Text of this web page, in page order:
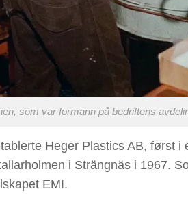
som var formann på bedriftens
Heger Plastics AB, først
i Strängnäs i 1967.
EMI.